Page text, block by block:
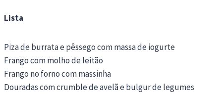
Lista
Piza de burrata e pêssego com massa de iogurte
Frango com molho de leitão
Frango no forno com massinha
Douradas com crumble de avelã e bulgur de legumes